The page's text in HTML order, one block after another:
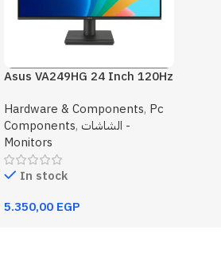
Asus VA249HG 24 Inch 120Hz
Hardware & Components, Pc
Components, الشاشات -
Monitors
In stock
5.350,00 EGP